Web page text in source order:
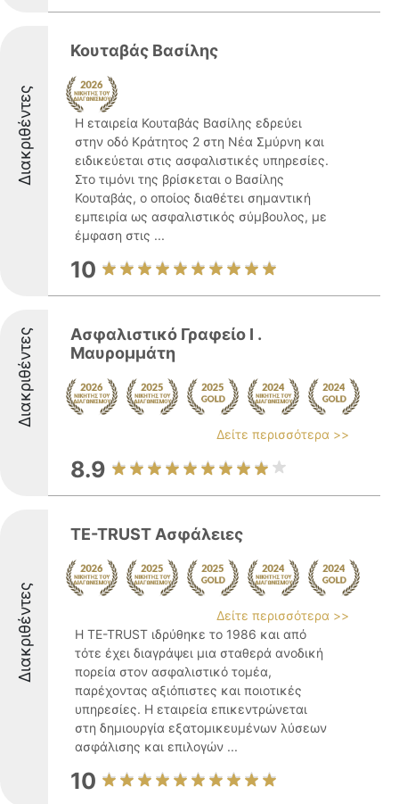
Διακριθέντες
Κουταβάς Βασίλης
Η εταιρεία Κουταβάς Βασίλης εδρεύει
στην οδό Κράτητος 2 στη Νέα Σμύρνη και
ειδικεύεται στις ασφαλιστικές υπηρεσίες.
Στο τιμόνι της βρίσκεται ο Βασίλης
Κουταβάς, ο οποίος διαθέτει σημαντική
εμπειρία ως ασφαλιστικός σύμβουλος, με
έμφαση στις ...
10
Διακριθέντες
Ασφαλιστικό Γραφείο Ι .
Μαυρομμάτη
Δείτε περισσότερα >>
8.9
Διακριθέντες
TE-TRUST Ασφάλειες
Δείτε περισσότερα >>
Η TE-TRUST ιδρύθηκε το 1986 και από
τότε έχει διαγράψει μια σταθερά ανοδική
πορεία στον ασφαλιστικό τομέα,
παρέχοντας αξιόπιστες και ποιοτικές
υπηρεσίες. Η εταιρεία επικεντρώνεται
στη δημιουργία εξατομικευμένων λύσεων
ασφάλισης και επιλογών ...
10